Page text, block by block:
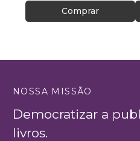
Comprar
NOSSA MISSÃO
Democratizar a
livros.